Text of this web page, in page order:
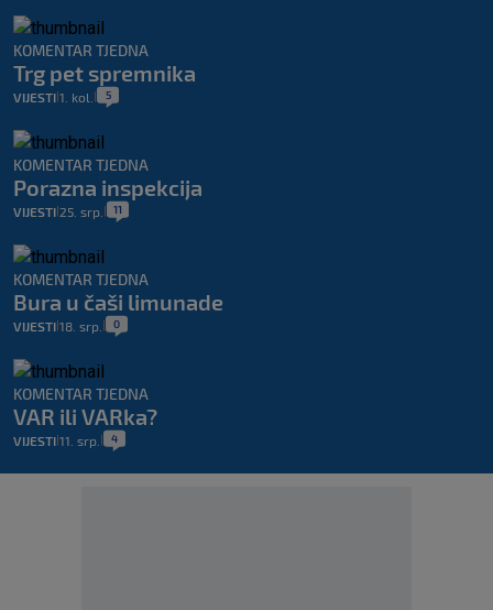
KOMENTAR TJEDNA
Trg pet spremnika
VIJESTI 1. kol. 5
KOMENTAR TJEDNA
Porazna inspekcija
VIJESTI 25. srp. 11
KOMENTAR TJEDNA
Bura u čaši limunade
VIJESTI 18. srp. 0
KOMENTAR TJEDNA
VAR ili VARka?
VIJESTI 11. srp. 4